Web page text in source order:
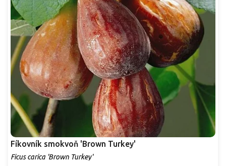
Fíkovník smokvoň 'Brown Turkey'
Ficus carica 'Brown Turkey'